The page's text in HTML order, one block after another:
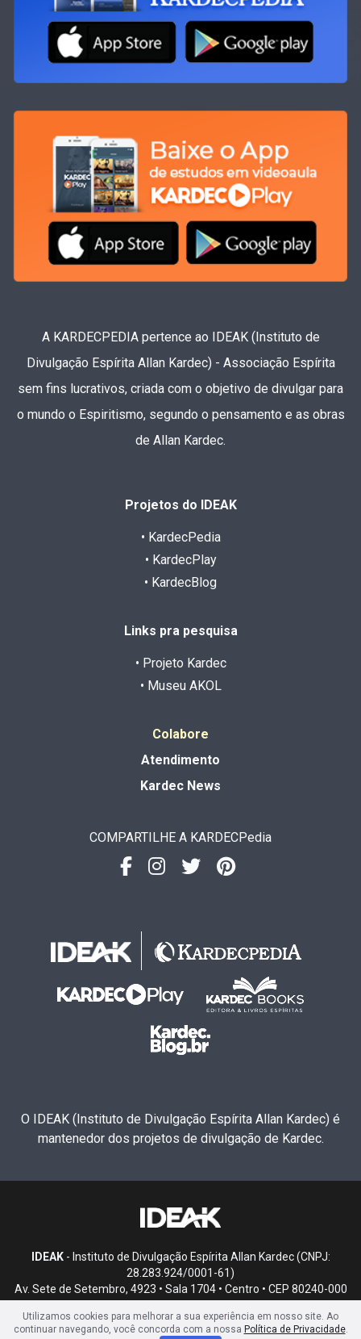
A KARDECPEDIA pertence ao IDEAK (Instituto de
Divulgação Espírita Allan Kardec) - Associação Espírita
sem fins lucrativos, criada com o objetivo de divulgar para
o mundo o Espiritismo, segundo o pensamento e as obras
de Allan Kardec.
Projetos do IDEAK
• KardecPedia
• KardecPlay
• KardecBlog
Links pra pesquisa
• Projeto Kardec
• Museu AKOL
Colabore
Atendimento
Kardec News
COMPARTILHE A KARDECPedia
O IDEAK (Instituto de Divulgação Espírita Allan Kardec) é
mantenedor dos projetos de divulgação de Kardec.
IDEAK- Instituto de Divulgação Espírita Allan Kardec (CNPJ:
28.283.924/0001-61)
Av. Sete de Setembro, 4923 • Sala 1704 • Centro • CEP 80240-000
Utilizamos cookies para melhorar a sua experiência em nosso site. Ao
continuar navegando, você concorda com a nossa Política de Privacidade.